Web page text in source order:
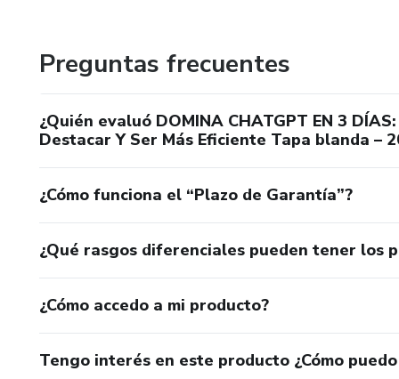
conocimientos a través de la escritura, adentrándose en
publicación en Amazon. Su objetivo es ayudar a las
y sus posibles impactos en la sociedad.
Preguntas frecuentes
¿Quién evaluó DOMINA CHATGPT EN 3
Destacar Y Ser Más Eficiente Tapa blanda –
¿Cómo funciona el “Plazo de Garantía”?
¿Qué rasgos diferenciales pueden tener los
¿Cómo accedo a mi producto?
Tengo interés en este producto ¿Cómo